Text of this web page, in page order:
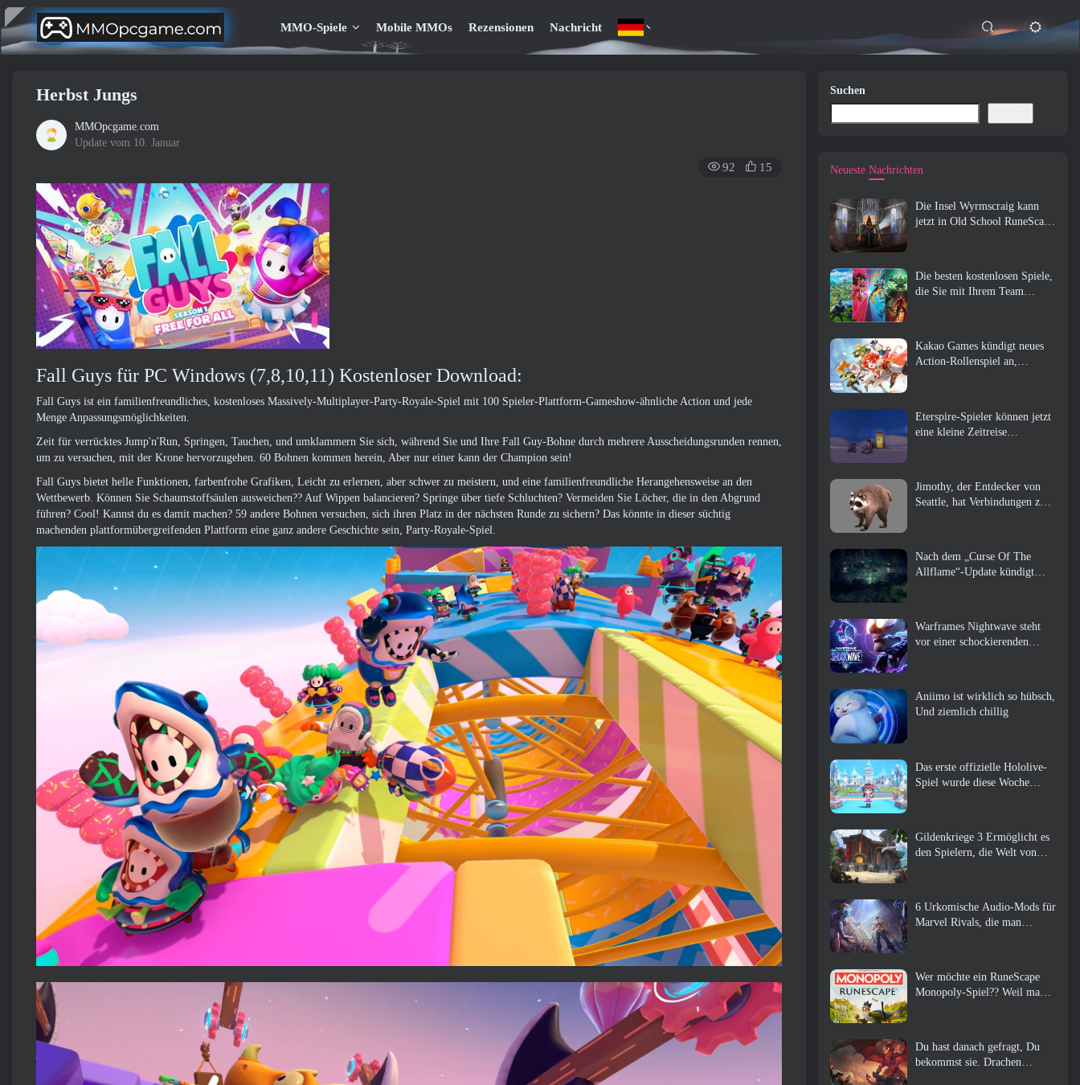
MMO-Spiele Mobile MMOs Rezensionen Nachricht
Herbst Jungs
MMOpcgame.com
Update vom 10. Januar
92 15
Fall Guys für PC Windows (7,8,10,11) Kostenloser Download:
Fall Guys ist ein familienfreundliches, kostenloses Massively-Multiplayer-Party-Royale-Spiel mit 100 Spieler-Plattform-Gameshow-ähnliche Action und jede
Menge Anpassungsmöglichkeiten.
Zeit für verrücktes Jump'n'Run, Springen, Tauchen, und umklammern Sie sich, während Sie und Ihre Fall Guy-Bohne durch mehrere Ausscheidungsrunden rennen,
um zu versuchen, mit der Krone hervorzugehen. 60 Bohnen kommen herein, Aber nur einer kann der Champion sein!
Fall Guys bietet helle Funktionen, farbenfrohe Grafiken, Leicht zu erlernen, aber schwer zu meistern, und eine familienfreundliche Herangehensweise an den
Wettbewerb. Können Sie Schaumstoffsäulen ausweichen?? Auf Wippen balancieren? Springe über tiefe Schluchten? Vermeiden Sie Löcher, die in den Abgrund
führen? Cool! Kannst du es damit machen? 59 andere Bohnen versuchen, sich ihren Platz in der nächsten Runde zu sichern? Das könnte in dieser süchtig
machenden plattformübergreifenden Plattform eine ganz andere Geschichte sein, Party-Royale-Spiel.
Suchen
Neueste Nachrichten
Die Insel Wyrmscraig kann
jetzt in Old School RuneScape
Die besten kostenlosen Spiele,
die Sie mit Ihrem Team
Kakao Games kündigt neues
Action-Rollenspiel an,
Eterspire-Spieler können jetzt
eine kleine Zeitreise
Jimothy, der Entdecker von
Seattle, hat Verbindungen zu
Nach dem „Curse Of The
Allflame“-Update kündigt
Warframes Nightwave steht
vor einer schockierenden
Aniimo ist wirklich so hübsch,
Und ziemlich chillig
Das erste offizielle Hololive-
Spiel wurde diese Woche
Gildenkriege 3 Ermöglicht es
den Spielern, die Welt von
6 Urkomische Audio-Mods für
Marvel Rivals, die man
Wer möchte ein RuneScape
Monopoly-Spiel?? Weil man
Du hast danach gefragt, Du
bekommst sie. Drachen